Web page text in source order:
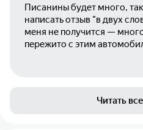
Писанины будет много,
написать отзыв "в двух
меня не получится —
пережито с этим
Читать